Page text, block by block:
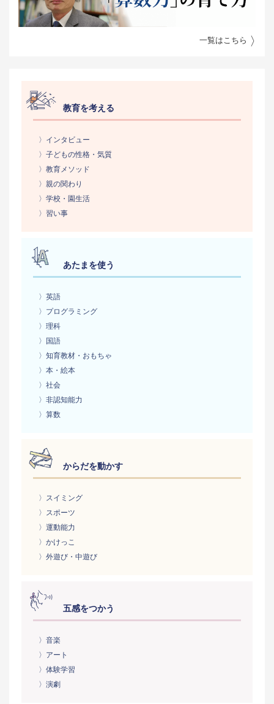
一覧はこちら
教育を考える
〉インタビュー
〉子どもの性格・気質
〉教育メソッド
〉親の関わり
〉学校・園生活
〉習い事
あたまを使う
〉英語
〉プログラミング
〉理科
〉国語
〉知育教材・おもちゃ
〉本・絵本
〉社会
〉非認知能力
〉算数
からだを動かす
〉スイミング
〉スポーツ
〉運動能力
〉かけっこ
〉外遊び・中遊び
五感をつかう
〉音楽
〉アート
〉体験学習
〉演劇